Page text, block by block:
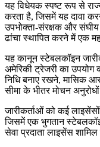
यह विधेयक स्पष्ट रूप से
करता है, जिसमें यह दावा
उपभोक्ता-संरक्षक और
ढांचा स्थापित करने में एक
यह कानून स्टेबलकॉइन
अमेरिकी ट्रेजरी का
निधि बनाए रखने, मासिक
सीमा के भीतर मोचन
जारीकर्ताओं को कई
जिसमें एक भुगतान
सेवा प्रदाता लाइसेंस शामिल